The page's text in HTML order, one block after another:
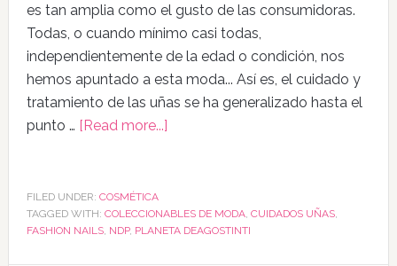
es tan amplia como el gusto de las consumidoras.
Todas, o cuando mínimo casi todas,
independientemente de la edad o condición, nos
hemos apuntado a esta moda... Así es, el cuidado y
tratamiento de las uñas se ha generalizado hasta el
punto … [Read more...]
FILED UNDER: COSMÉTICA
TAGGED WITH: COLECCIONABLES DE MODA, CUIDADOS UÑAS,
FASHION NAILS, NDP, PLANETA DEAGOSTINTI